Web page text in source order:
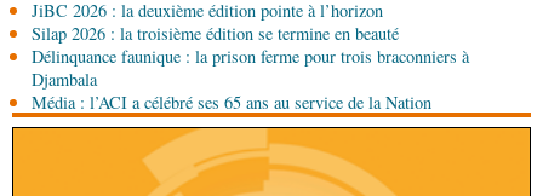
JiBC 2026 : la deuxième édition pointe à l’horizon
Silap 2026 : la troisième édition se termine en beauté
Délinquance faunique : la prison ferme pour trois braconniers à
Djambala
Média : l’ACI a célébré ses 65 ans au service de la Nation